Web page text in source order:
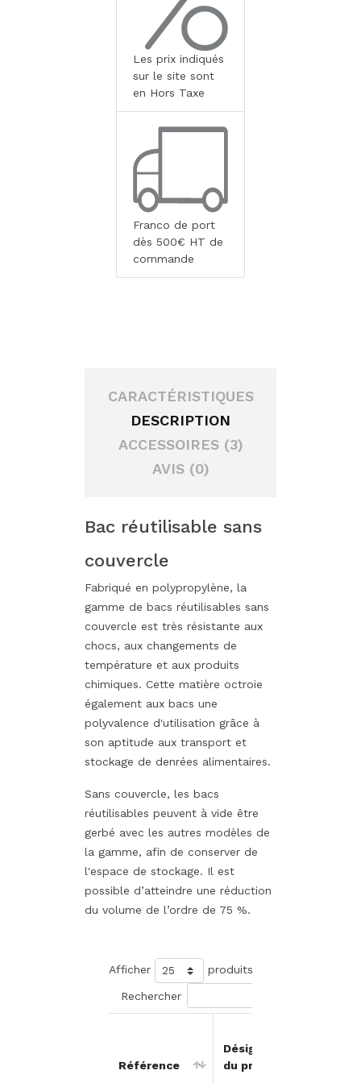
Les prix indiqués
sur le site sont
en Hors Taxe
Franco de port
dès 500€ HT de
commande
CARACTÉRISTIQUES
DESCRIPTION
ACCESSOIRES (3)
AVIS (0)
Bac réutilisable sans
couvercle
Fabriqué en polypropylène, la
gamme de bacs réutilisables sans
couvercle est très résistante aux
chocs, aux changements de
température et aux produits
chimiques. Cette matière octroie
également aux bacs une
polyvalence d'utilisation grâce à
son aptitude aux transport et
stockage de denrées alimentaires.
Sans couvercle, les bacs
réutilisables peuvent à vide être
gerbé avec les autres modèles de
la gamme, afin de conserver de
l'espace de stockage. Il est
possible d’atteindre une réduction
du volume de l’ordre de 75 %.
Afficher produits
Rechercher
Référence
Désignation
du produit